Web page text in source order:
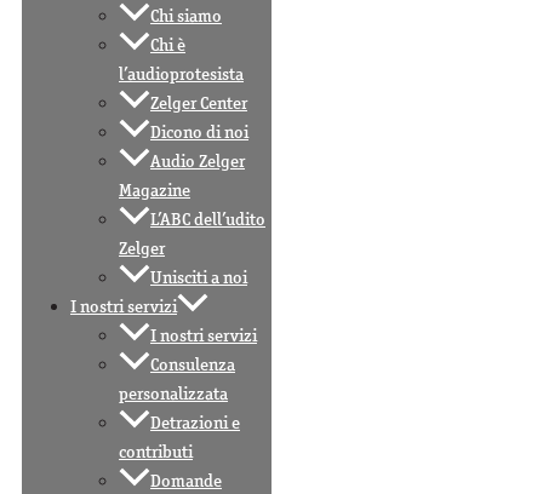
Chi siamo
Chi è
l’audioprotesista
Zelger Center
Dicono di noi
Audio Zelger
Magazine
L’ABC dell’udito
Zelger
Unisciti a noi
I nostri servizi
I nostri servizi
Consulenza
personalizzata
Detrazioni e
contributi
Domande